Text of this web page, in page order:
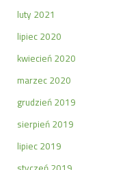
luty 2021
lipiec 2020
kwiecień 2020
marzec 2020
grudzień 2019
sierpień 2019
lipiec 2019